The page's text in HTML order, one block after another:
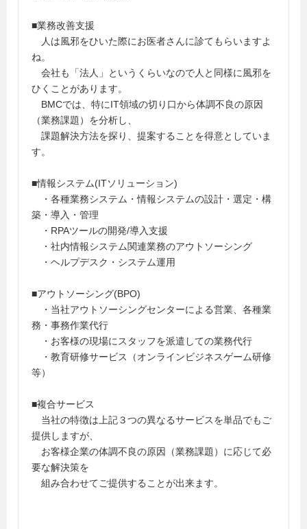
■業務改善支援
人は風邪をひいた際にお医者さんに診てもらいますよ
ね。
会社も「法人」というくらいなので人と同様に風邪を
ひくことがあります。
BMCでは、特にIT領域の切り口から体調不良の原因
（業務課題）を分析し、
課題解決方法を探り、提案することを得意としていま
す。
■情報システム(ITソリューション)
・各種業務システム・情報システムの設計・選定・構
築・導入・管理
・RPAツールの開発/導入支援
・社内情報システム関連業務のアウトソーシング
・ヘルプデスク・システム運用
■アウトソーシング(BPO)
・当社アウトソーシングセンターによる営業、各種業
務・事務作業代行
・お客様の現場にスタッフを派遣しての業務代行
・教育研修サービス（オンラインビジネスゲーム研修
等）
■複合サービス
当社の特徴は上記３つの異なるサービスを単品でもご
提供しますが、
お客様企業の体調不良の原因（業務課題）に応じて必
要な解決策を
組み合わせてご提供することが出来ます。